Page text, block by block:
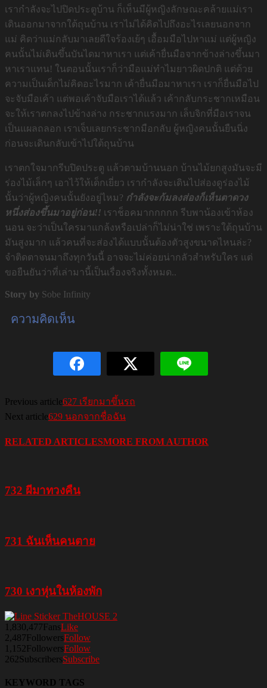
เรากำลังจะไปปิดประตูบ้าน ก็เห็นมีผู้หญิงลักษณะคล้ายแม่เรา
เดินออกมาจากใต้ถุนบ้าน เราไม่ได้คิดไปถึงอะไรเลยนอกจาก
แม่ คิดว่าแม่กลับมาเลยดีใจร้องเย้ๆ เอื้อมมือไปหาแม่ แต่ผู้หญิง
คนนั้นไม่เดินขึ้นบันไดมาหาเรา แต่เค้ายื่นมือจากข้างล่างขึ้นมา
หาเราแทน! ในตอนนั้นเราก็ว่ามือแม่ทำไมยาวผิดปกติ แต่ด้วย
ความเป็นเด็กไม่คิดอะไรมาก เค้ายื่นมือมาหาเรา เราก็ยื่นมือไป
จะจับมือเค้า แต่พอเค้าจับมือเราได้แล้ว เค้ากลับกระชากเหมือน
จะให้เราตกลงไปข้างล่าง กระชากแรงมาก เล็บจิกที่มือเราจน
เป็นแผลถลอก เราเจ็บเลยกระชากมือกลับ ผู้หญิงคนนั้นยืนนิ่ง
ก่อนจะเดินกลับเข้าไปใต้ถุนบ้าน
เราตกใจมากรีบปิดประตู แล้วตามบ้านนอก บ้านไม้ยกสูงมันจะมี
ร่องไม้เล็กๆ เอาไว้ให้เด็กเยี่ยว เรากำลังจะเดินไปส่องดูร่องไม้
นั้นว่าผู้หญิงคนนั้นยังอยู่ไหม? กำลังจะก้มลงส่องก็เห็นตาดวง
หนึ่งส่องขึ้นมาอยู่ก่อน!! เราช็อคมากกกกก รีบพาน้องเข้าห้อง
นอน จะว่าเป็นใครมาแกล้งหรือเปล่าก็ไม่น่าใช่ เพราะใต้ถุนบ้าน
มันสูงมาก แล้วคนที่จะส่องได้แบบนั้นต้องตัวสูงขนาดไหนล่ะ?
จำติดตาจนมาถึงทุกวันนี้ อาจจะไม่ค่อยน่ากลัวสำหรับใคร แต่
ขอยืนยันว่าที่เล่ามานี้เป็นเรื่องจริงทั้งหมด..
Story by Sobe Infinity
ความคิดเห็น
Previous article627 เรียกมาขึ้นรถ
Next article629 นอกจากชื่อฉัน
RELATED ARTICLESMORE FROM AUTHOR
732 ผีมาทวงคืน
731 ฉันเห็นคนตาย
730 เงาหุ่นในห้องพัก
1,830,477FansLike
2,487FollowersFollow
1,152FollowersFollow
262SubscribersSubscribe
KEYWORD TAGS